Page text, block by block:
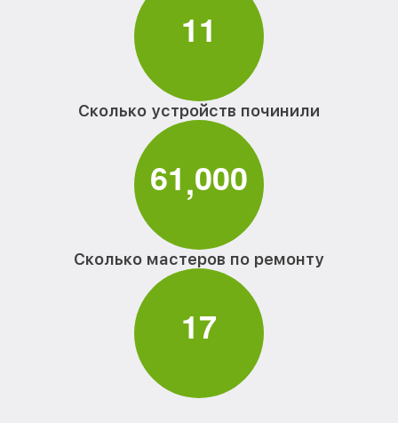
11
Сколько устройств починили
61,000
Сколько мастеров по ремонту
17